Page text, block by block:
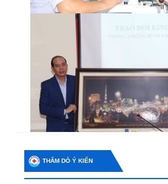
THĂM DÒ Ý KIẾN